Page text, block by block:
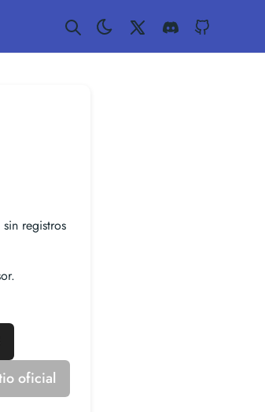
Twitter Discord
registros
oficial